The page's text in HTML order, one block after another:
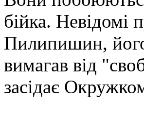
бійка. Невідомі
Пилипишин,
вимагав від
засідає